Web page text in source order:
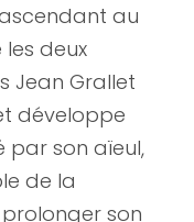
au
les deux
Jean Grallet
développe
par son aïeul,
de la
son